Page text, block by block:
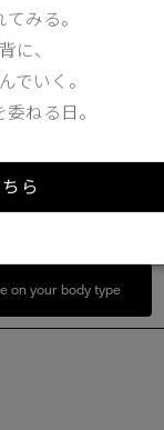
Length
S
on your body type
みる。
に、
でいく。
ねる日。
ら